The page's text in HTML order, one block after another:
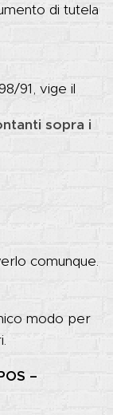
di tutela
91, vige il
sopra i
comunque.
modo per
–